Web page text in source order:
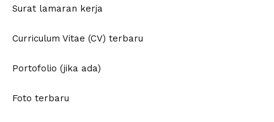
Surat lamaran kerja
Curriculum Vitae (CV) terbaru
Portofolio (jika ada)
Foto terbaru